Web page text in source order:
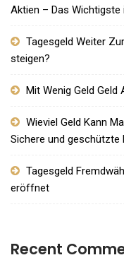
Aktien – Das Wichtigste
Tagesgeld Weiter
steigen?
Mit Wenig Geld
Wieviel Geld Kann
Sichere und geschützte
Tagesgeld
eröffnet
Recent